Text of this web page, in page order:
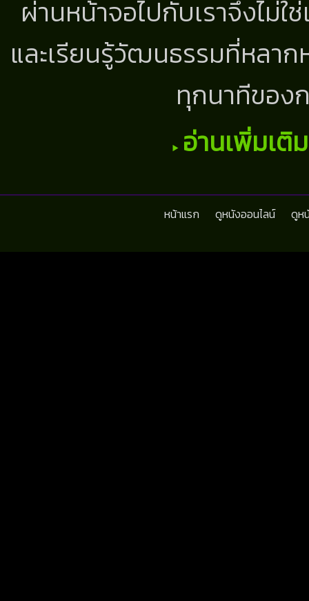
ผ่านหน้าจอไปกับเราจึงไม่
และเรียนรู้วัฒนธรรมที่หลา
ทุกนาทีขอ
อ่านเพิ่มเติ
หน้าแรก ดูหนังออนไลน์ ดูห